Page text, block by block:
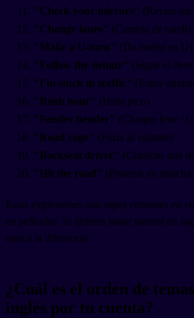
"Check your mirrors" (Revisa tus
"Change lanes" (Cambia de carril)
"Make a U-turn" (Da vuelta en U)
"Follow the detour" (Sigue el
"I'm stuck in traffic" (Estoy
"Rush hour" (Hora pico)
"Fender bender" (Choque leve /
"Road rage" (Furia al volante)
"Backseat driver" (Copiloto que
"Hit the road" (Ponerse en
Estas expresiones son super comunes en
en películas. Si quieres sonar natural en
marca la diferencia.
¿Cuál es el orden de
inglés por tu cuenta?